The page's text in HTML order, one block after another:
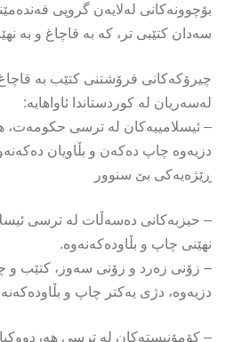
بۆچوونەكانی لەلایەن گروپی
سەدان كتێبی تر، كە بە قاچاغ و بە
چیرۆكەكانی فرۆشتنی كتێب بە
لەسەریان لە كوردستاندا ئاواهایە:
– ئیسلامییەكان لە ترسی حكومەت،
دزیەوە چاپ دەكەن و بڵاویان
ڕێژەیەكی بێ سنوور
– حیزبەكانی دەسەڵات لە ترسی
نهێنی چاپ و بڵاودەكەنەوە.
– زۆنی زەرد و زۆنی سەوز، كتێب و
دزیەوە، دژی یەكتر چاپ و
– كۆمۆنیستەكان لە ترسی